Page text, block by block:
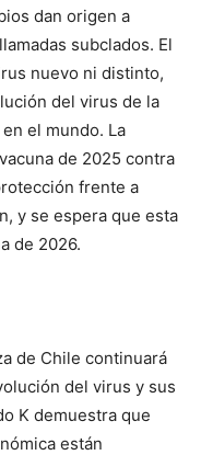
dan origen a
subclados. El
nuevo ni distinto,
del virus de la
el mundo. La
de 2025 contra
frente a
y se espera que esta
de 2026.
de Chile continuará
del virus y sus
K demuestra que
están